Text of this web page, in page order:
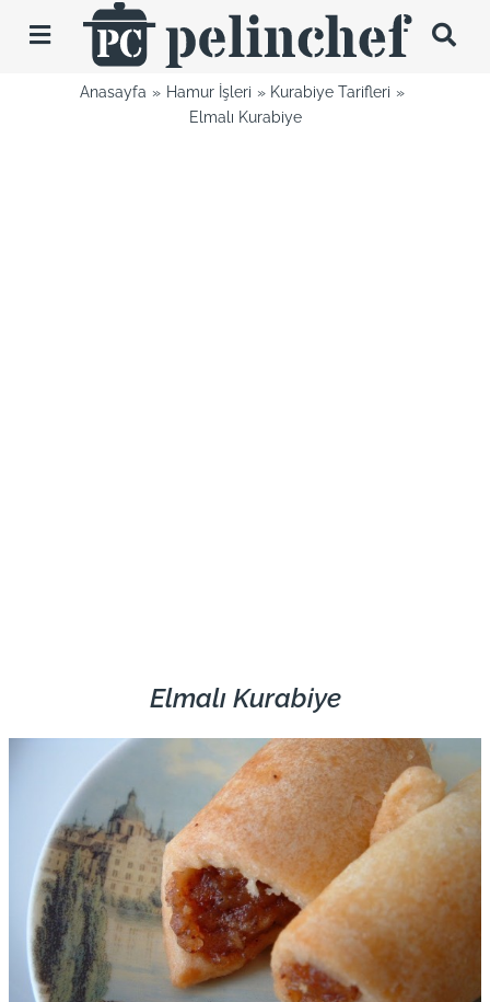
Toggle
Navigation
TariflerAnasayfa Hamur İşleri
Kurabiye Tarifleri
Elmalı Kurabiye
Elmalı Kurabiye